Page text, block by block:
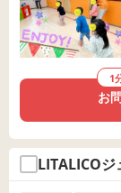
1
お
LITALICO